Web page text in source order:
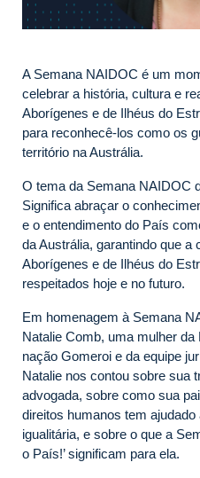
A Semana NAIDOC é um
celebrar a história, cultura e
Aborígenes e de Ilhéus do
para reconhecê-los como os
território na Austrália.
O tema da Semana NAIDOC
Significa abraçar o
e o entendimento do País
da Austrália, garantindo que
Aborígenes e de Ilhéus do
respeitados hoje e no futuro.
Em homenagem à Semana
Natalie Comb, uma mulher
nação Gomeroi e da equipe
Natalie nos contou sobre sua
advogada, sobre como sua
direitos humanos tem
igualitária, e sobre o que a
o País!’ significam para ela.